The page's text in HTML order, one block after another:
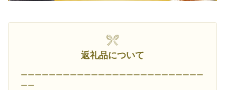
返礼品について
ーーーーーーーーーーーーーーーーーーーーーーーーーー
ーー